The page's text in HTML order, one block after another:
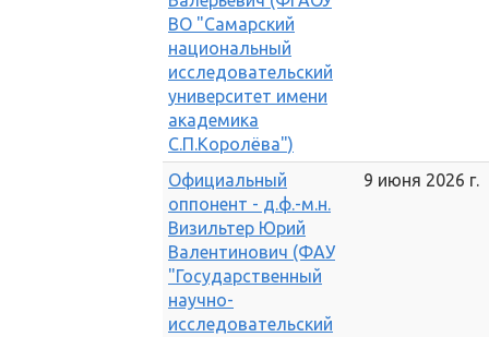
ВО "Самарский
национальный
исследовательский
университет имени
академика
С.П.Королёва")
Официальный
оппонент - д.ф.-м.н.
Визильтер Юрий
Валентинович (ФАУ
"Государственный
научно-
исследовательский
9 июня 2026 г.